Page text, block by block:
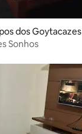
dos Goytacazes
Sonhos